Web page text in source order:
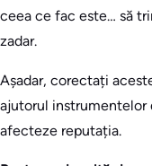
ceea ce fac este… să
zadar.
Așadar, corectați
ajutorul instrumentelor
afecteze reputația.